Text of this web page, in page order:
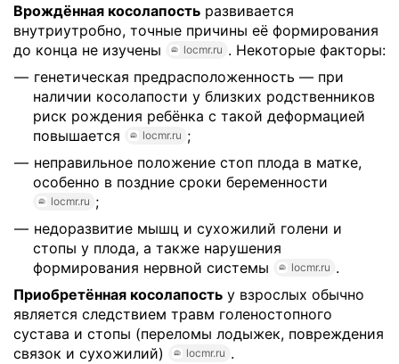
Врождённая косолапость развивается
внутриутробно, точные причины её формирования
до конца не изучены
locmr.ru . Некоторые факторы:
генетическая предрасположенность — при
наличии косолапости у близких родственников
риск рождения ребёнка с такой деформацией
повышается
locmr.ru ;
неправильное положение стоп плода в матке,
особенно в поздние сроки беременности
locmr.ru ;
недоразвитие мышц и сухожилий голени и
стопы у плода, а также нарушения
формирования нервной системы
locmr.ru .
Приобретённая косолапость у взрослых обычно
является следствием травм голеностопного
сустава и стопы (переломы лодыжек, повреждения
связок и сухожилий)
locmr.ru .